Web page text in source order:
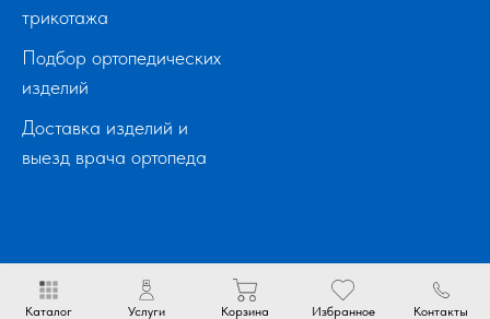
Каталог Услуги Корзина Избранное Контакты
трикотажа
Подбор ортопедических
изделий
Доставка изделий и
выезд врача ортопеда